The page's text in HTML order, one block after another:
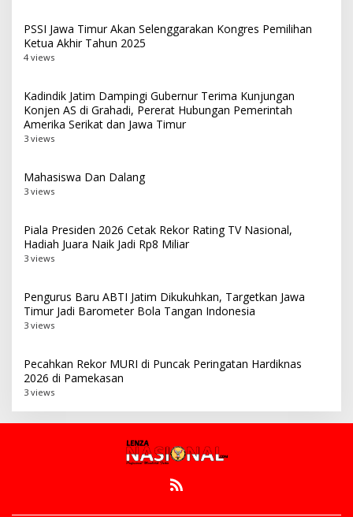
PSSI Jawa Timur Akan Selenggarakan Kongres Pemilihan
Ketua Akhir Tahun 2025
4 views
Kadindik Jatim Dampingi Gubernur Terima Kunjungan
Konjen AS di Grahadi, Pererat Hubungan Pemerintah
Amerika Serikat dan Jawa Timur
3 views
Mahasiswa Dan Dalang
3 views
Piala Presiden 2026 Cetak Rekor Rating TV Nasional,
Hadiah Juara Naik Jadi Rp8 Miliar
3 views
Pengurus Baru ABTI Jatim Dikukuhkan, Targetkan Jawa
Timur Jadi Barometer Bola Tangan Indonesia
3 views
Pecahkan Rekor MURI di Puncak Peringatan Hardiknas
2026 di Pamekasan
3 views